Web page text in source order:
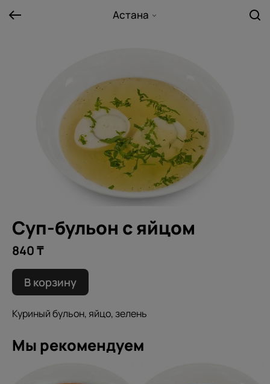
Астана
Суп-бульон с яйцом
840 ₸
В корзину
Куриный бульон, яйцо, зелень
Мы рекомендуем